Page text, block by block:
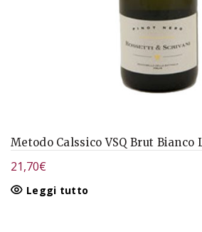
Metodo Calssico VSQ Brut Bianco
21,70€
Leggi tutto